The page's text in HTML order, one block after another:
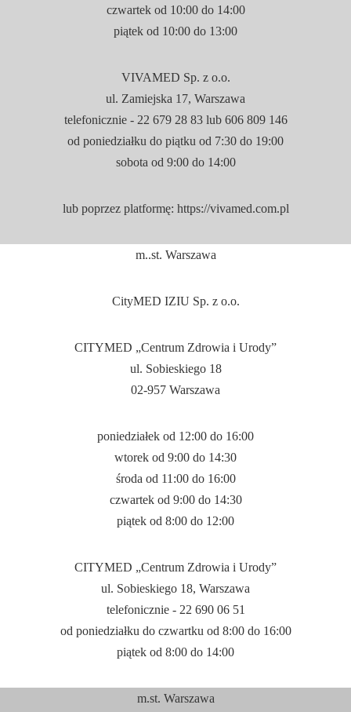
czwartek od 10:00do 14:00
piątek od 10:00 do 13:00
VIVAMED Sp. z o.o.
ul. Zamiejska 17, Warszawa
telefonicznie - 22 679 28 83 lub 606 809 146
od poniedziałku do piątku od 7:30 do 19:00
sobota od 9:00do 14:00
lub poprzez platformę: https://vivamed.com.pl
m..st. Warszawa
CityMED IZIU Sp. z o.o.
CITYMED „Centrum Zdrowia i Urody”
ul. Sobieskiego 18
02-957 Warszawa
poniedziałek od 12:00 do 16:00
wtorek od 9:00 do 14:30
środa od 11:00do 16:00
czwartek od 9:00do 14:30
piątek od 8:00 do 12:00
CITYMED „Centrum Zdrowia i Urody”
ul. Sobieskiego 18, Warszawa
telefonicznie - 22 690 06 51
od poniedziałku do czwartku od 8:00do 16:00
piątek od 8:00 do 14:00
m.st. Warszawa